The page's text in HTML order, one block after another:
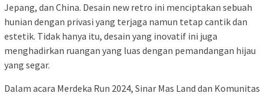
Jepang, dan China. Desain new retro ini menciptakan sebuah
hunian dengan privasi yang terjaga namun tetap cantik dan
estetik. Tidak hanya itu, desain yang inovatif ini juga
menghadirkan ruangan yang luas dengan pemandangan hijau
yang segar.
Dalam acara Merdeka Run 2024, Sinar Mas Land dan Komunitas